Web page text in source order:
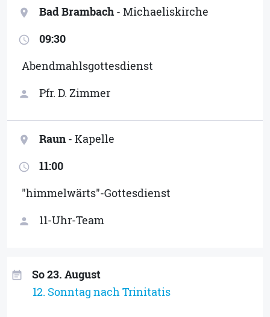
location_on Bad Brambach - Michaeliskirche
access_time
09:30
Abendmahlsgottesdienst
person Pfr. D. Zimmer
location_on Raun - Kapelle
access_time
11:00
"himmelwärts"-Gottesdienst
person 11-Uhr-Team
event_note
So 23. August
12. Sonntag nach Trinitatis